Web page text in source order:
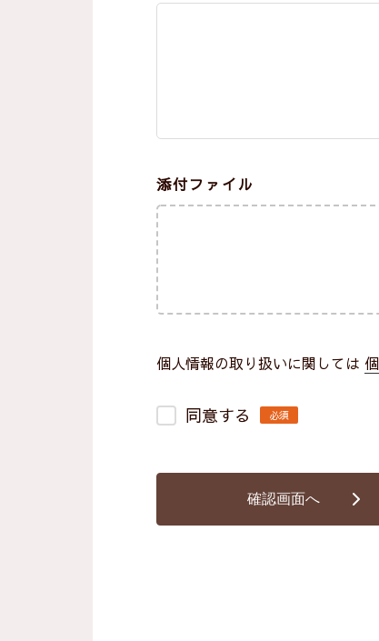
添付ファイル
個人情報の取り扱いに関しては
同意する 必須